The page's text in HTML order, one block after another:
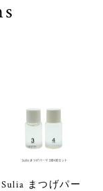
Sulia まつげパー